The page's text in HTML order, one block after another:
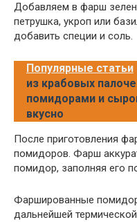
Добавляем в фарш
петрушка, укроп или
добавить специи и соль.
Популярные статьи
из крабовых
помидорами и
вкусно
После приготовления
помидоров. Фарш
помидор, заполняя его
Фаршированные
дальнейшей